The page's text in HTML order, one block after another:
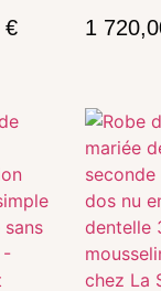
€
1